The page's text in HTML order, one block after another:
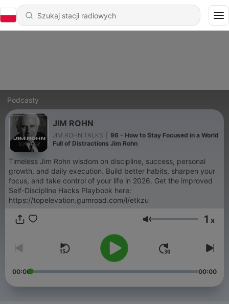
Podcasty
JIM ROHN
JIM ROHN TALKS
96 - How to Stay Focused in a World
Full of Distractions Jim Rohn
Timeless Jim Rohn wisdom on discipline, success, personal
growth, and daily execution. Build better habits, sharpen your
focus, and take control of your life in 2026. Get the improved
Self-Discipline Hacks Playbook here:
https://topelevation.gumroad.com/l/etkzu
Głośność 1 x
00:00 00:00